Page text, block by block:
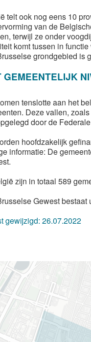
telt ook nog eens 10
van de
terwijl ze onder
komt tussen in
grondgebied is
GEMEENTELIJK
tenslotte aan het
Deze vallen,
door de
hoofdzakelijk
informatie: De
zijn in totaal 589
Gewest bestaat
gewijzigd: 26.07.2022